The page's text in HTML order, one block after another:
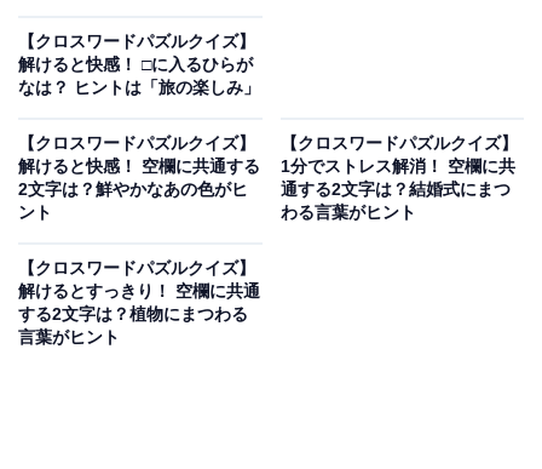
【クロスワードパズルクイズ】
解けると快感！ □に入るひらが
なは？ ヒントは「旅の楽しみ」
【クロスワードパズルクイズ】
解けると快感！ 空欄に共通する
2文字は？鮮やかなあの色がヒ
ント
【クロスワードパズルクイズ】
1分でストレス解消！ 空欄に共
通する2文字は？結婚式にまつ
わる言葉がヒント
【クロスワードパズルクイズ】
解けるとすっきり！ 空欄に共通
する2文字は？植物にまつわる
言葉がヒント